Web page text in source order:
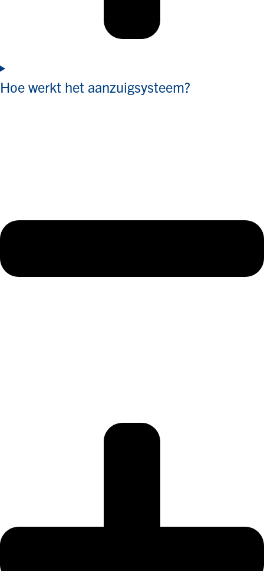
Hoe werkt het aanzuigsysteem?